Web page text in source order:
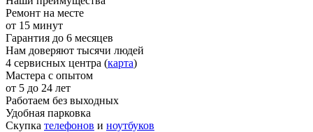
Ремонт на месте
от 15 минут
Гарантия до 6 месяцев
Нам доверяют тысячи людей
4 сервисных центра (карта)
Мастера с опытом
от 5 до 24 лет
Работаем без выходных
Удобная парковка
Скупка телефонов и ноутбуков